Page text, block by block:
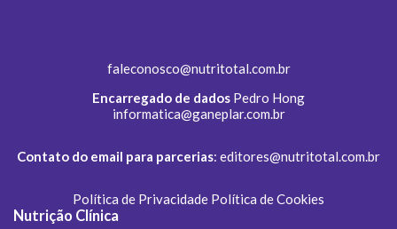
faleconosco@nutritotal.com.br
Encarregado de dados Pedro Hong
informatica@ganeplar.com.br
Contato do email para parcerias: editores@nutritotal.com.br
Política de Privacidade Política de Cookies
Nutrição Clínica